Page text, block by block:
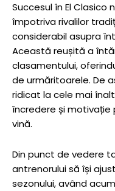
Succesul în El
împotriva rivalilor
considerabil asupra
Această reușită a
clasamentului,
de urmăritoarele. De
ridicat la cele mai
încredere și motivație
vină.
Din punct de vedere
antrenorului să își
sezonului, având